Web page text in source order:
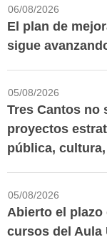
06/08/2026
El plan de
sigue
05/08/2026
Tres Cantos no
proyectos
pública,
05/08/2026
Abierto el plazo
cursos del Aula